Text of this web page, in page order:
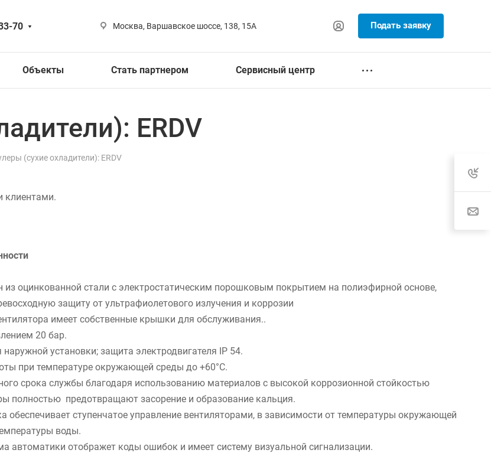
70 Москва, Варшавское шоссе, 138, 15А Подать заявку
Объекты Стать партнером Сервисный центр
ERDV
(сухие охладители): ERDV
клиентами.
из оцинкованной стали с электростатическим порошковым покрытием на полиэфирной основе,
защиту от ультрафиолетового излучения и коррозии
имеет собственные крышки для обслуживания..
20 бар.
установки; защита электродвигателя IP 54.
при температуре окружающей среды до +60°C.
срока службы благодаря использованию материалов с высокой коррозионной стойкостью
полностью предотвращают засорение и образование кальция.
обеспечивает ступенчатое управление вентиляторами, в зависимости от температуры окружающей
воды.
автоматики отображет коды ошибок и имеет систему визуальной сигнализации.